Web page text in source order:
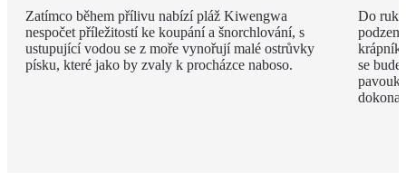
Zatímco během přílivu nabízí pláž Kiwengwa
nespočet příležitostí ke koupání a šnorchlování, s
ustupující vodou se z moře vynořují malé ostrůvky
písku, které jako by zvaly k procházce naboso.
Do
se